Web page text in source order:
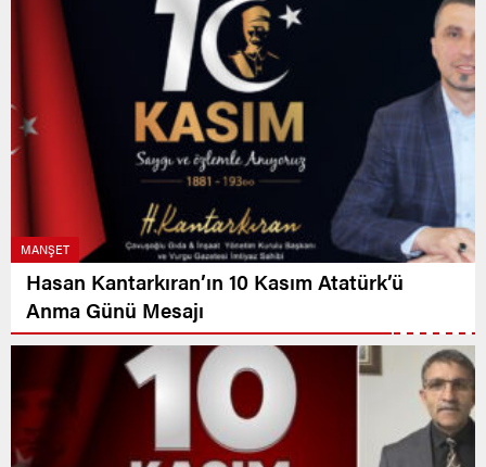
MANŞET
Hasan Kantarkıran’ın 10 Kasım Atatürk’ü
Anma Günü Mesajı